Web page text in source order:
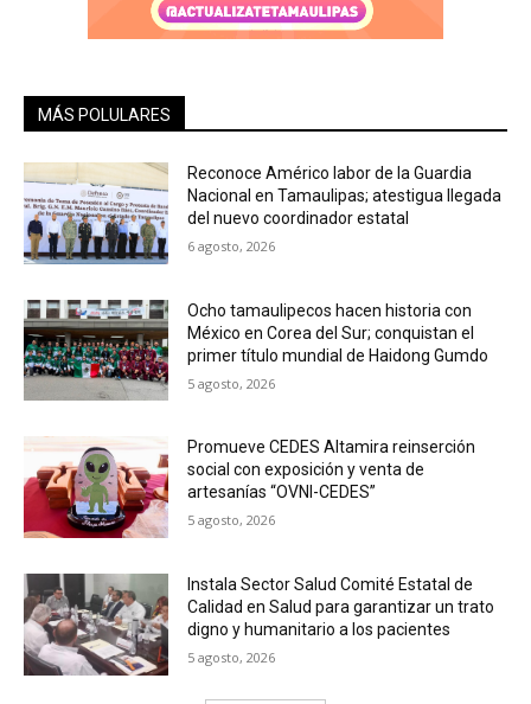
MÁS POLULARES
Reconoce Américo labor de la Guardia
Nacional en Tamaulipas; atestigua llegada
del nuevo coordinador estatal
6 agosto, 2026
Ocho tamaulipecos hacen historia con
México en Corea del Sur; conquistan el
primer título mundial de Haidong Gumdo
5 agosto, 2026
Promueve CEDES Altamira reinserción
social con exposición y venta de
artesanías “OVNI-CEDES”
5 agosto, 2026
Instala Sector Salud Comité Estatal de
Calidad en Salud para garantizar un trato
digno y humanitario a los pacientes
5 agosto, 2026